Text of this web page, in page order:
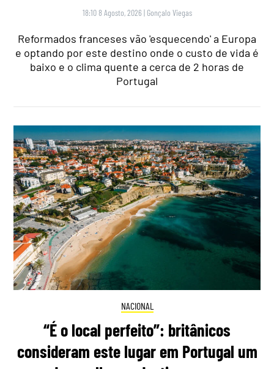
18:10 8 Agosto, 2026 | Gonçalo Viegas
Reformados franceses vão 'esquecendo' a Europa
e optando por este destino onde o custo de vida é
baixo e o clima quente a cerca de 2 horas de
Portugal
NACIONAL
“É o local perfeito”: britânicos
consideram este lugar em Portugal um